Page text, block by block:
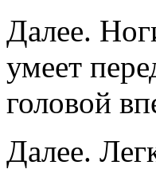
Далее.
умеет
головой
Далее.